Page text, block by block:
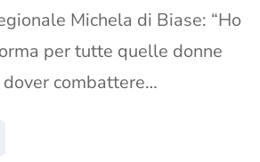
Michela di Biase: “Ho
per tutte quelle donne
combattere…